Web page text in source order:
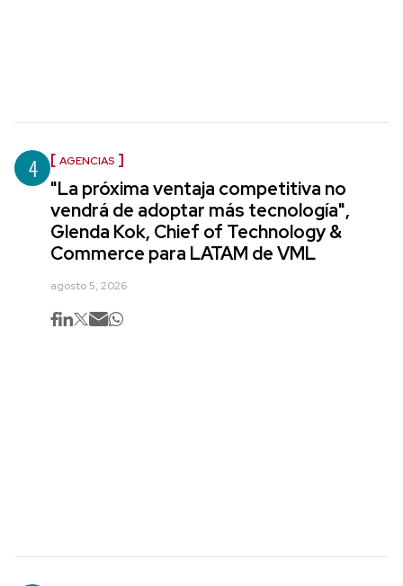
4 AGENCIAS
"La próxima ventaja competitiva no
vendrá de adoptar más tecnología",
Glenda Kok, Chief of Technology &
Commerce para LATAM de VML
agosto 5, 2026